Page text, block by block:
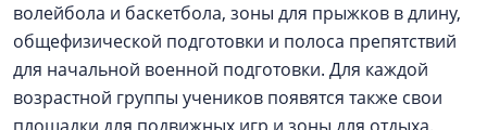
волейбола и баскетбола, зоны для прыжков в длину,
общефизической подготовки и полоса препятствий
для начальной военной подготовки. Для каждой
возрастной группы учеников появятся также свои